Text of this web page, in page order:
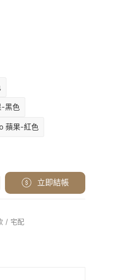
黑色
蘋果-紅色
立即結帳
/ 宅配